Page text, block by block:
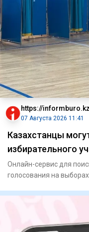
https://informburo.kz
07 Августа 2026 11:41
Казахстанцы
избирательного
Онлайн-сервис для
голосования на